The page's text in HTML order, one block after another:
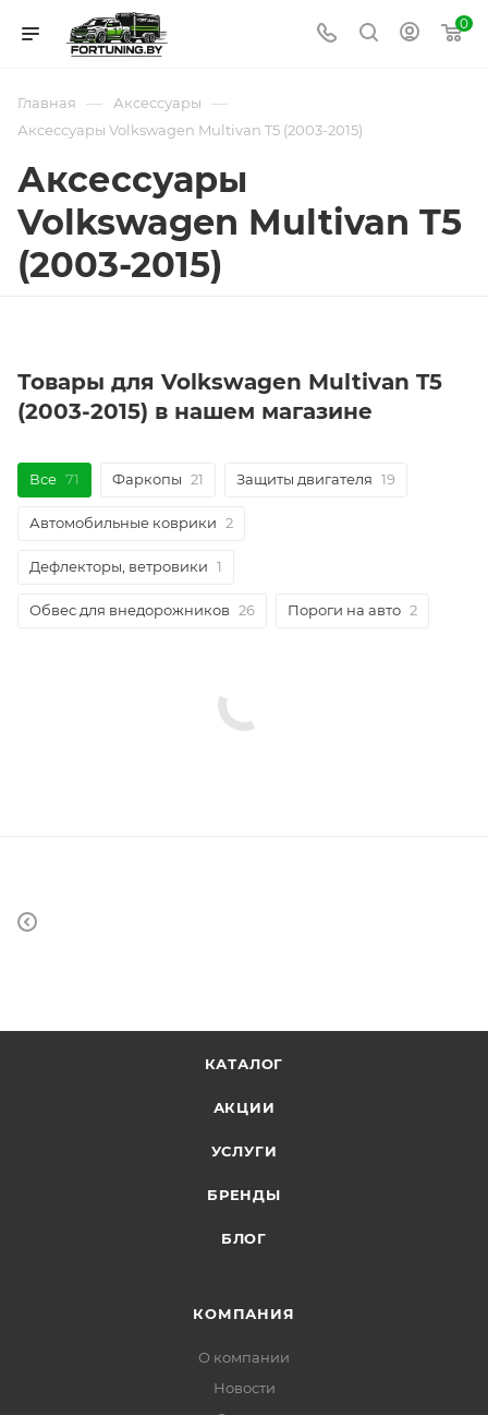
0
Главная — Аксессуары —
Аксессуары Volkswagen Multivan T5 (2003-2015)
Аксессуары
Volkswagen Multivan T5
(2003-2015)
Товары для Volkswagen Multivan T5
(2003-2015) в нашем магазине
Все 71 Фаркопы 21 Защиты двигателя 19
Автомобильные коврики 2
Дефлекторы, ветровики 1
Обвес для внедорожников 26 Пороги на авто 2
КАТАЛОГ
АКЦИИ
УСЛУГИ
БРЕНДЫ
БЛОГ
КОМПАНИЯ
О компании
Новости